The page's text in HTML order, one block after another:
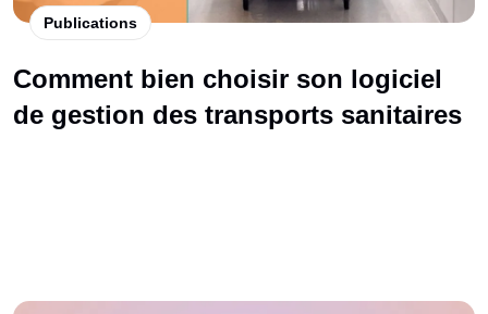
Publications
Comment bien choisir son logiciel
de gestion des transports sanitaires